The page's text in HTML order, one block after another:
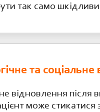
так само
та
відновлення
може